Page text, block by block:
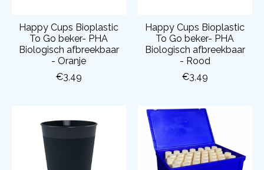
Happy Cups Bioplastic
To Go beker- PHA
Biologisch afbreekbaar
- Oranje
€3,49
Happy Cups Bioplastic
To Go beker- PHA
Biologisch afbreekbaar
- Rood
€3,49